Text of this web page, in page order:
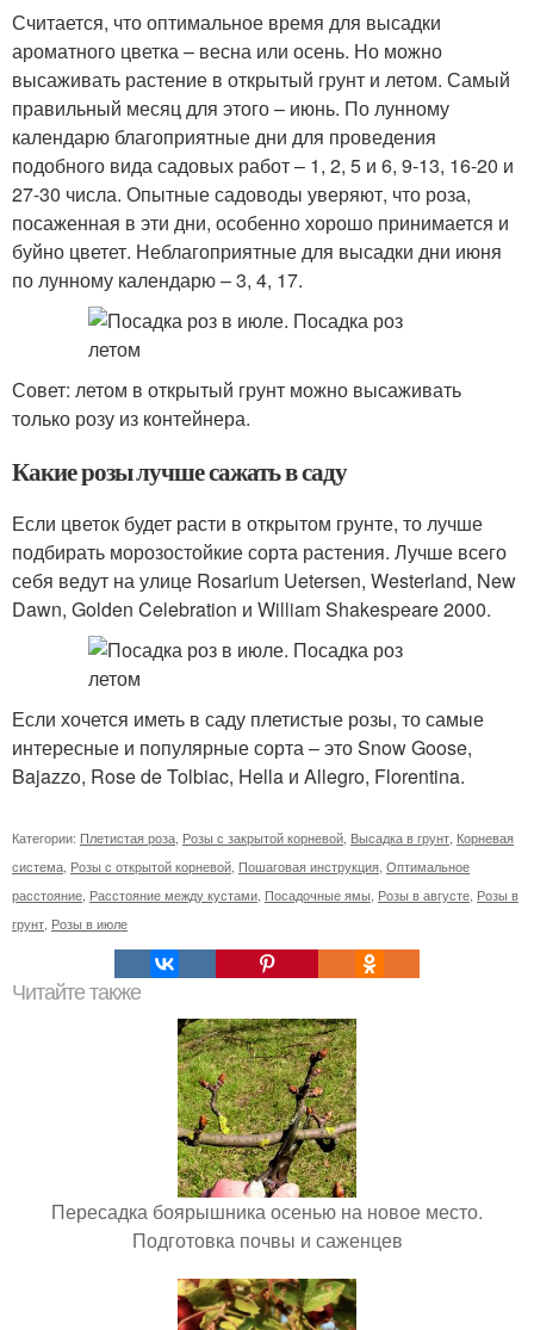
Считается, что оптимальное время для высадки
ароматного цветка – весна или осень. Но можно
высаживать растение в открытый грунт и летом. Самый
правильный месяц для этого – июнь. По лунному
календарю благоприятные дни для проведения
подобного вида садовых работ – 1, 2, 5 и 6, 9-13, 16-20 и
27-30 числа. Опытные садоводы уверяют, что роза,
посаженная в эти дни, особенно хорошо принимается и
буйно цветет. Неблагоприятные для высадки дни июня
по лунному календарю – 3, 4, 17.
Совет: летом в открытый грунт можно высаживать
только розу из контейнера.
Какие розы лучше сажать в саду
Если цветок будет расти в открытом грунте, то лучше
подбирать морозостойкие сорта растения. Лучше всего
себя ведут на улице Rosarium Uetersen, Westerland, New
Dawn, Golden Celebration и William Shakespeare 2000.
Если хочется иметь в саду плетистые розы, то самые
интересные и популярные сорта – это Snow Goose,
Bajazzo, Rose de Tolbiac, Hella и Allegro, Florentina.
Категории: Плетистая роза Розы с закрытой корневой Высадка в грунт Корневая
система Розы с открытой корневой Пошаговая инструкция Оптимальное
расстояние Расстояние между кустами Посадочные ямы Розы в августе Розы в
грунт Розы в июле
Читайте также
Пересадка боярышника осенью на новое место.
Подготовка почвы и саженцев